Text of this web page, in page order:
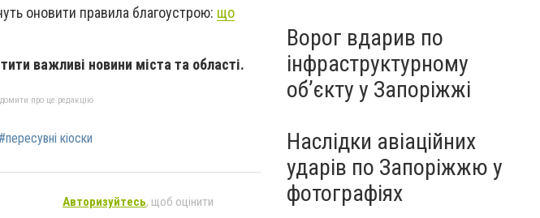
оновити правила благоустрою: що
важливі новини міста та області.
про це редакцію
#пересувні кіоски
Авторизуйтесь, щоб оцінити
Ворог вдарив по
інфраструктурному
обʼєкту у Запоріжжі
Наслідки авіаційних
ударів по Запоріжжю у
фотографіях